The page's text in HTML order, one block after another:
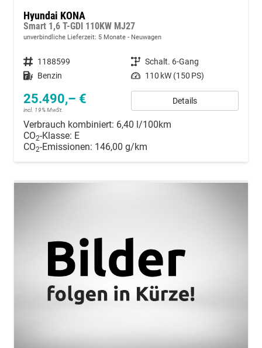
Hyundai KONA
Smart 1,6 T-GDI 110KW MJ27
unverbindliche Lieferzeit: 5 Monate Neuwagen
Fahrzeugnummer 1188599 Getriebe Schalt. 6-Gang
Kraftstoff Benzin Leistung 110 kW (150 PS)
25.490,– €
incl. 19% MwSt.
Details
Verbrauch kombiniert: 6,40 l/100km
CO2-Klasse: E
CO2-Emissionen: 146,00 g/km